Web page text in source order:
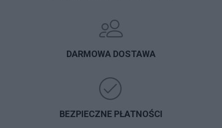
DARMOWA DOSTAWA
BEZPIECZNE PŁATNOŚCI